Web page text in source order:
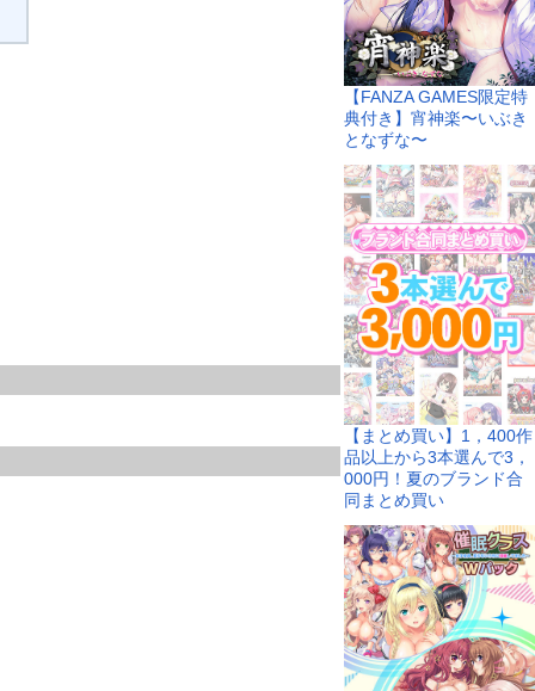
【FANZA GAMES限定特
典付き】宵神楽〜いぶき
となずな〜
【まとめ買い】1，400作
品以上から3本選んで3，
000円！夏のブランド合
同まとめ買い